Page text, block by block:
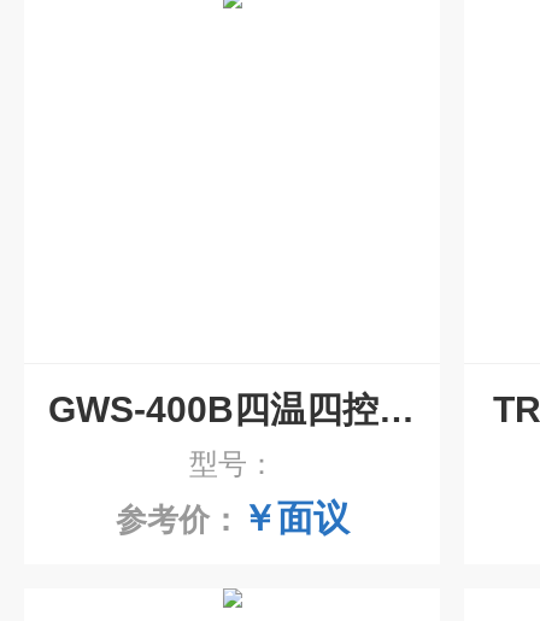
GWS-400B四温四控水浴恒温振荡器
型号：
参考价： ￥面议